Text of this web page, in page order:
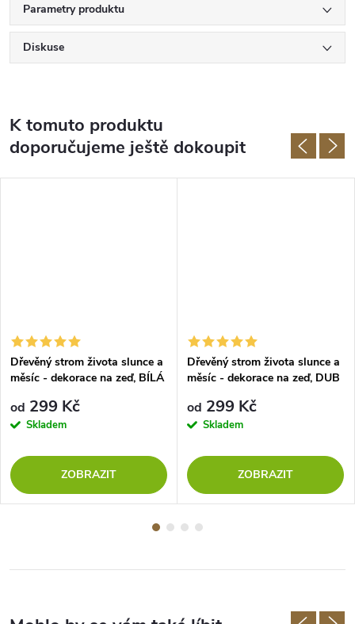
Parametry produktu
Diskuse
K tomuto produktu
doporučujeme ještě dokoupit
Dřevěný strom života slunce a
měsíc - dekorace na zeď, BÍLÁ
od 299 Kč
Skladem
ZOBRAZIT
Dřevěný strom života slunce a
měsíc - dekorace na zeď, DUB
od 299 Kč
Skladem
ZOBRAZIT